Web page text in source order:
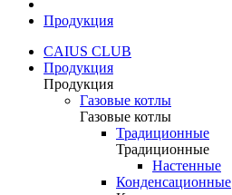
Продукция
CAIUS CLUB
Продукция
Продукция
Газовые котлы
Газовые котлы
Традиционные
Традиционные
Настенные
Конденсационные